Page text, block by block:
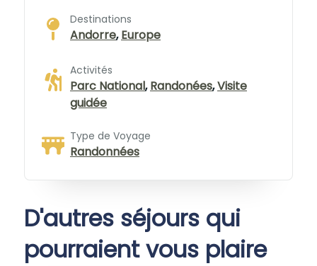
Destinations
Andorre,Europe
Activités
Parc National,Randonées,Visite
guidée
Type de Voyage
Randonnées
D'autres séjours qui
pourraient vous plaire